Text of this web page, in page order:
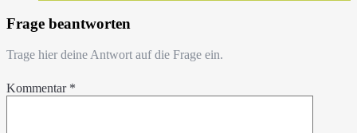
Frage beantworten
Trage hier deine Antwort auf die Frage ein.
Kommentar *